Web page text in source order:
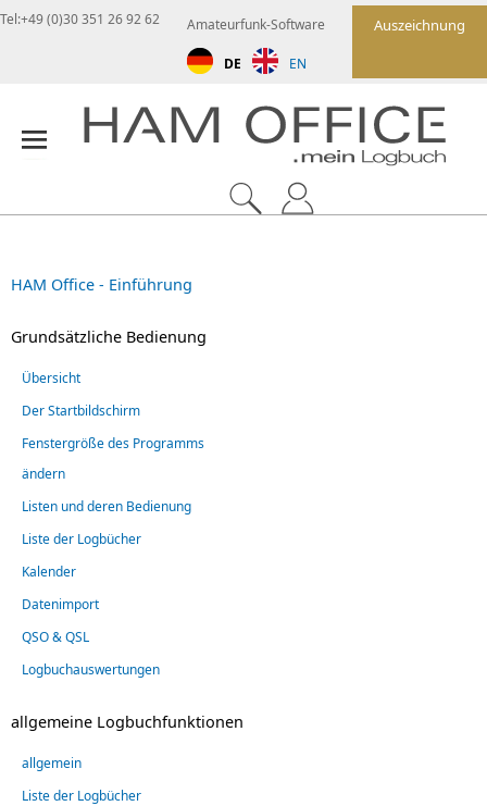
Auszeichnung
Amateurfunk-Software
DE EN
Tel:+49 (0)30 351 26 92 62
HAM Office - Einführung
Grundsätzliche Bedienung
Übersicht
Der Startbildschirm
Fenstergröße des Programms
ändern
Listen und deren Bedienung
Liste der Logbücher
Kalender
Datenimport
QSO & QSL
Logbuchauswertungen
allgemeine Logbuchfunktionen
allgemein
Liste der Logbücher